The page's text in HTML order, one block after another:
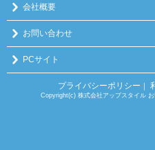
会社概要
お問い合わせ
PCサイト
プライバシーポリシー
Copyright(c) 株式会社アップスタイル